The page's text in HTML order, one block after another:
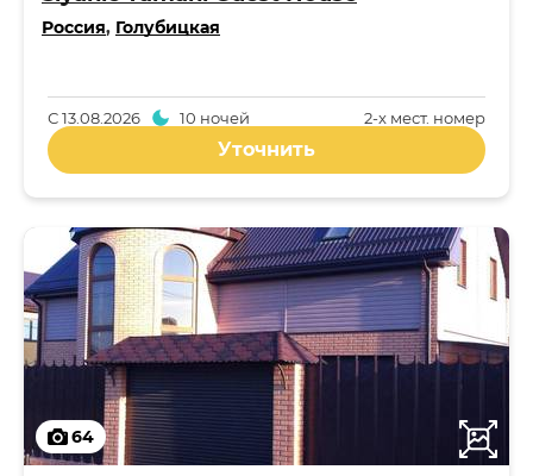
Россия, Голубицкая
2-x мест. номер
С13.08.2026 10 ночей
Уточнить
64